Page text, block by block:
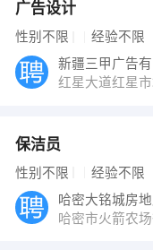
广告设计
性别不限 经验不限
红星大道红星
保洁员
性别不限 经验不限
哈密大铭城房
哈密市火箭农